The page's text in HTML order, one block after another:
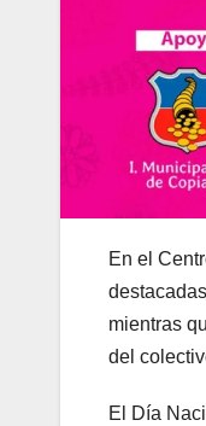
En el
mientras
del
El Día